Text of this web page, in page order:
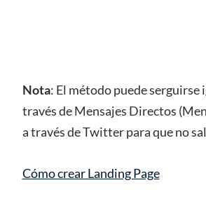
Nota: El método puede serguirse
través de Mensajes Directos
a través de Twitter para que no
Cómo crear Landing Page